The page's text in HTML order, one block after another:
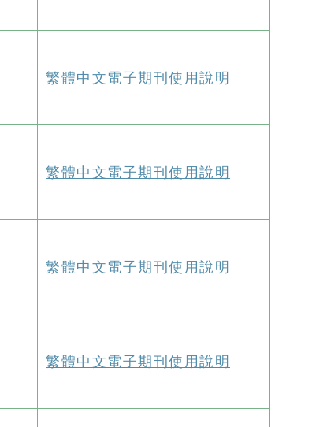
繁體中文電子期刊使用說明
繁體中文電子期刊使用說明
繁體中文電子期刊使用說明
繁體中文電子期刊使用說明